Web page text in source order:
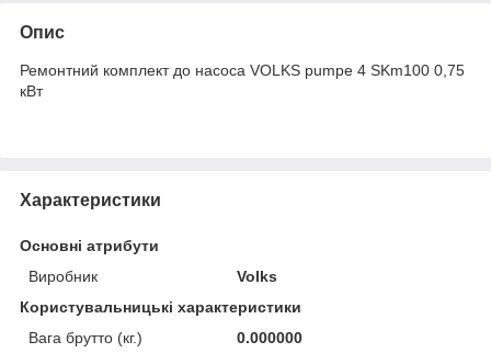
Опис
Ремонтний комплект до насоса VOLKS pumpe 4 SKm100 0,75
кВт
Характеристики
Основні атрибути
Виробник
Volks
Користувальницькі характеристики
Вага брутто (кг.)
0.000000